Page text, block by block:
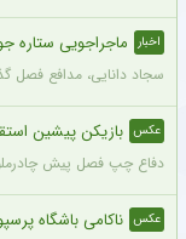
اخبار ماجراجویی ستاره
سجاد دانایی، مدافع فصل
عکس بازیکن پیشین
دفاع چپ فصل پیش
عکس ناکامی باشگاه